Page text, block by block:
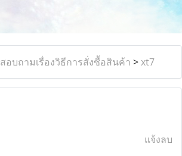
สอบถามเรื่องวิธีการสั่งซื้อสินค้า >xt7
แจ้งลบ